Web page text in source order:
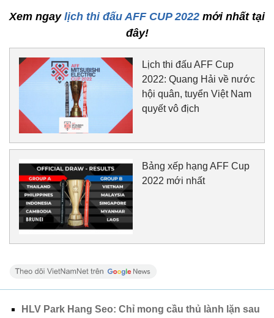
Xem ngay lịch thi đấu AFF CUP 2022 mới nhất tại
đây!
Lịch thi đấu AFF Cup
2022: Quang Hải về nước
hội quân, tuyển Việt Nam
quyết vô địch
Bảng xếp hạng AFF Cup
2022 mới nhất
HLV Park Hang Seo: Chỉ mong cầu thủ lành lặn sau